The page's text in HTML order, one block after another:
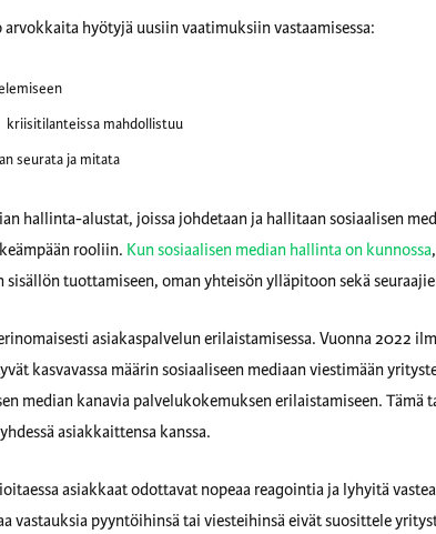
hyötyjä uusiin vaatimuksiin vastaamisessa:
mahdollistuu
seurata ja mitata
hallinta-alustat, joissa johdetaan ja hallitaan sosiaalisen
rooliin. Kun sosiaalisen median hallinta on kunnossa
tuottamiseen, oman yhteisön ylläpitoon sekä
asiakaspalvelun erilaistamisessa. Vuonna 2022
kasvavassa määrin sosiaaliseen mediaan viestimään
median kanavia palvelukokemuksen erilaistamiseen. Tämä
asiakkaittensa kanssa.
asiakkaat odottavat nopeaa reagointia ja lyhyitä
vastauksia pyyntöihinsä tai viesteihinsä eivät suosittele